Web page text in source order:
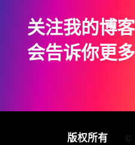
关注我的博
会告诉你更多
版权所有 ©